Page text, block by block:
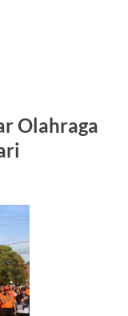
Olahraga